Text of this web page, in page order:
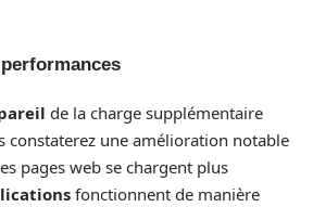
de la charge supplémentaire
constaterez une amélioration notable
pages web se chargent plus
fonctionnent de manière